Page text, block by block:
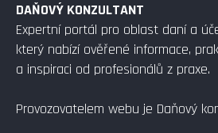
DAŇOVÝ KONZULTANT
Expertní portál pro oblast daní a
který nabízí ověřené informace,
a inspiraci od profesionálů z praxe.
Provozovatelem webu je Daňový